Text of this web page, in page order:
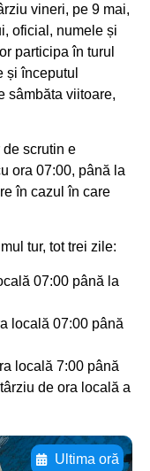
vineri, pe 9 mai,
oficial, numele și
participa în turul
și începutul
sâmbăta viitoare,
scrutin e
ora 07:00, până la
în cazul în care
tur, tot trei zile:
07:00 până la
locală 07:00 până
locală 7:00 până
de ora locală a
Ultima oră